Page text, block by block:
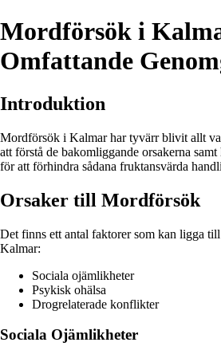
Mordförsök i
Omfattande
Introduktion
Mordförsök i Kalmar har tyvärr blivit allt
att förstå de bakomliggande orsakerna
för att förhindra sådana fruktansvärda
Orsaker till Mordförsök
Det finns ett antal faktorer som kan ligga
Kalmar:
Sociala ojämlikheter
Psykisk ohälsa
Drogrelaterade konflikter
Sociala Ojämlikheter